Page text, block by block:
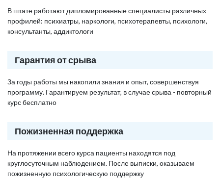
В штате работают дипломированные специалисты различных
профилей: психиатры, наркологи, психотерапевты, психологи,
консультанты, аддиктологи
Гарантия от срыва
За годы работы мы накопили знания и опыт, совершенствуя
программу. Гарантируем результат, в случае срыва - повторный
курс бесплатно
Пожизненная поддержка
На протяжении всего курса пациенты находятся под
круглосуточным наблюдением. После выписки, оказываем
пожизненную психологическую поддержку